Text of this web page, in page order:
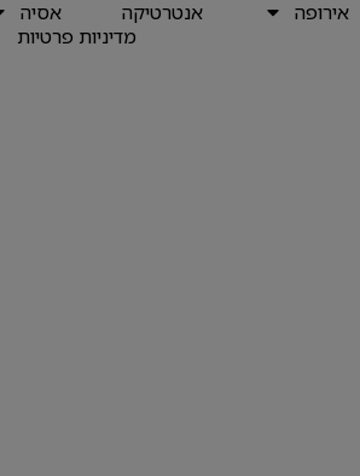
אירופה אנטרטיקה אסיה
מדיניות פרטיות